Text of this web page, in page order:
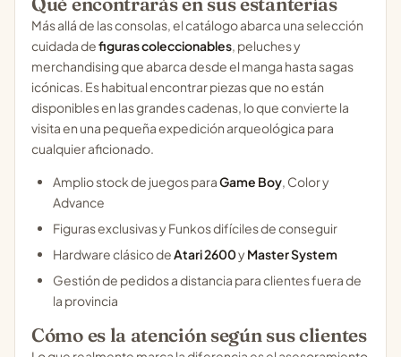
Más allá de las consolas, el catálogo abarca una selección
cuidada defiguras coleccionables, peluches y
merchandising que abarca desde el manga hasta sagas
icónicas. Es habitual encontrar piezas que no están
disponibles en las grandes cadenas, lo que convierte la
visita en una pequeña expedición arqueológica para
cualquier aficionado.
Amplio stock de juegos paraGame Boy, Color y
Advance
Figuras exclusivas y Funkos difíciles de conseguir
Hardware clásico deAtari 2600y Master System
Gestión de pedidos a distancia para clientes fuera de
la provincia
Cómo es la atención según sus clientes